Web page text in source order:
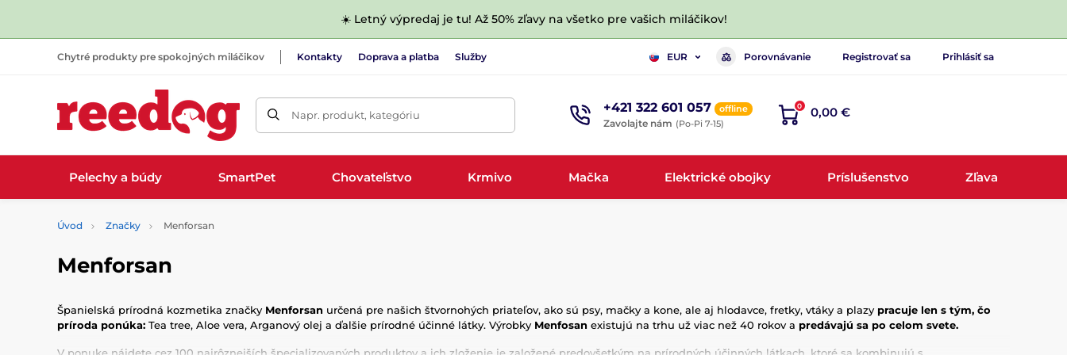
☀️ Letný výpredaj je tu! Až 50% zľavy na všetko pre vašich miláčikov!
Chytré produkty pre spokojných miláčikov Kontakty Doprava a platba Služby EUR Porovnávanie Registrovať sa Prihlásiť sa
Napr. produkt, kategóriu +421 322 601 057 offline
Zavolajte nám (Po-Pi 7-15)
0 0,00 €
Pelechy a búdy SmartPet Chovateľstvo Krmivo Mačka Elektrické obojky Príslušenstvo Zľava
Úvod Značky Menforsan
Menforsan
Španielská prírodná kozmetika značky Menforsan určená pre našich štvornohých priateľov, ako sú psy, mačky a kone, ale aj hlodavce, fretky, vtáky a plazy pracuje len s tým, čo
príroda ponúka: Tea tree, Aloe vera, Arganový olej a ďalšie prírodné účinné látky. Výrobky Menfosan existujú na trhu už viac než 40 rokov a predávajú sa po celom svete.